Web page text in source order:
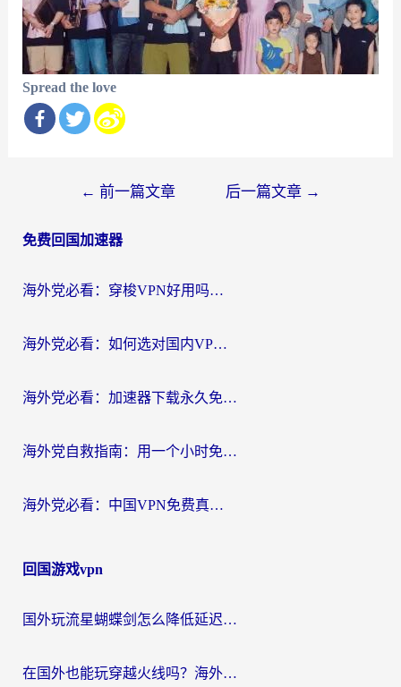
Spread the love
导
← 前一篇文章 后一篇文章 →
免费回国加速器
海外党必看：穿梭VPN好用吗？和云帆VPN对比哪个回国效果更好？附真实测评+避坑指南
海外党必看：如何选对国内VPN，实现无缝访问国内资源？
海外党必看：加速器下载永久免费版真的存在吗？教你无缝访问国内资源的正确姿势
海外党自救指南：用一个小时免费加速器，轻松打破国内资源访问壁垒？
海外党必看：中国VPN免费真的靠谱吗？手把手教你选对回国加速器
回国游戏vpn
国外玩流星蝴蝶剑怎么降低延迟？海外党必看的加速秘籍（含欧洲鸣潮&彩虹岛优化攻略）
在国外也能玩穿越火线吗？海外玩家国服游戏畅玩终极指南